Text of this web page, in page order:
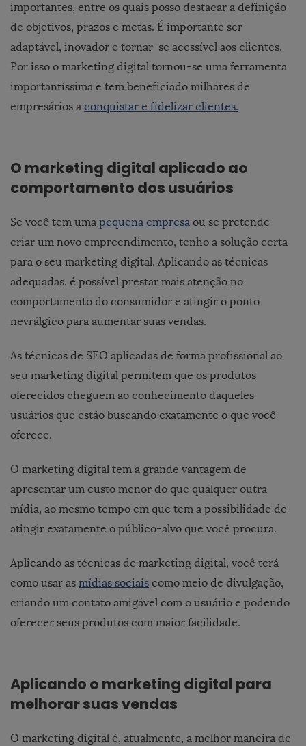
importantes, entre os quais posso destacar a definição
de objetivos, prazos e metas. É importante ser
adaptável, inovador e tornar-se acessível aos clientes.
Por isso o marketing digital tornou-se uma ferramenta
importantíssima e tem beneficiado milhares de
empresários a conquistar e fidelizar clientes.
O marketing digital aplicado ao
comportamento dos usuários
Se você tem uma pequena empresa ou se pretende
criar um novo empreendimento, tenho a solução certa
para o seu marketing digital. Aplicando as técnicas
adequadas, é possível prestar mais atenção no
comportamento do consumidor e atingir o ponto
nevrálgico para aumentar suas vendas.
As técnicas de SEO aplicadas de forma profissional ao
seu marketing digital permitem que os produtos
oferecidos cheguem ao conhecimento daqueles
usuários que estão buscando exatamente o que você
oferece.
O marketing digital tem a grande vantagem de
apresentar um custo menor do que qualquer outra
mídia, ao mesmo tempo em que tem a possibilidade de
atingir exatamente o público-alvo que você procura.
Aplicando as técnicas de marketing digital, você terá
como usar as mídias sociais como meio de divulgação,
criando um contato amigável com o usuário e podendo
oferecer seus produtos com maior facilidade.
Aplicando o marketing digital para
melhorar suas vendas
O marketing digital é, atualmente, a melhor maneira de